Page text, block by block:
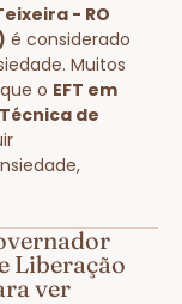
- RO
é considerado
Muitos
o EFT em
de
Liberação
ver